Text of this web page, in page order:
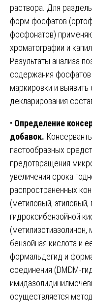
раствора. Для
форм фосфатов
фосфонатов)
хроматографии и
Результаты анализа
содержания фосфатов
маркировки и выявить
декларирования
• Определение
добавок.
пастообразных
предотвращения
увеличения срока
распространенных
(метиловый,
гидроксибензойной
(метилизотиазолинон,
бензойная кислота и
формальдегид и
соединения (DMDM-
осуществляется